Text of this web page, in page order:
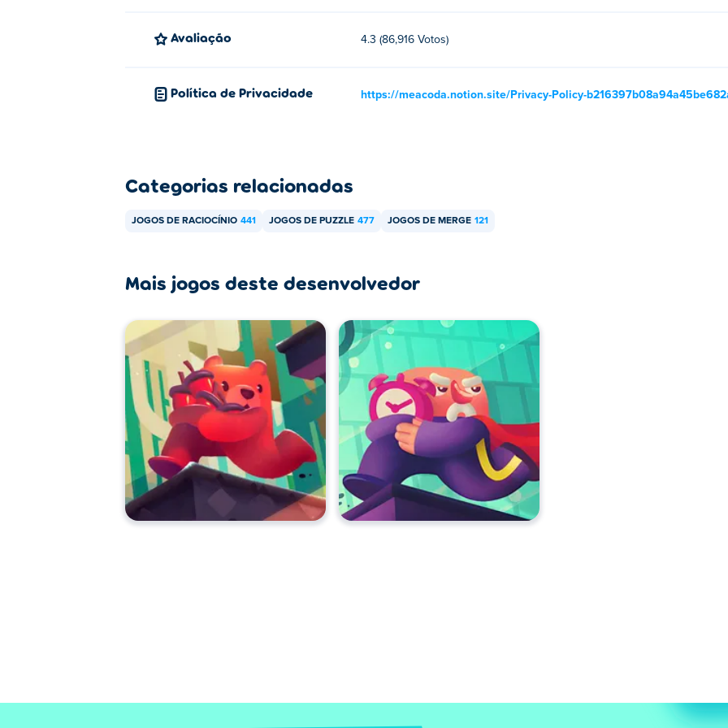
Avaliação 4.3 (86,916 Votos)
Política de Privacidade https://meacoda.notion.site/Privacy-Policy-
Categorias relacionadas
JOGOS DE RACIOCÍNIO 441 JOGOS DE PUZZLE 477 JOGOS DE MERGE 121
Mais jogos deste desenvolvedor